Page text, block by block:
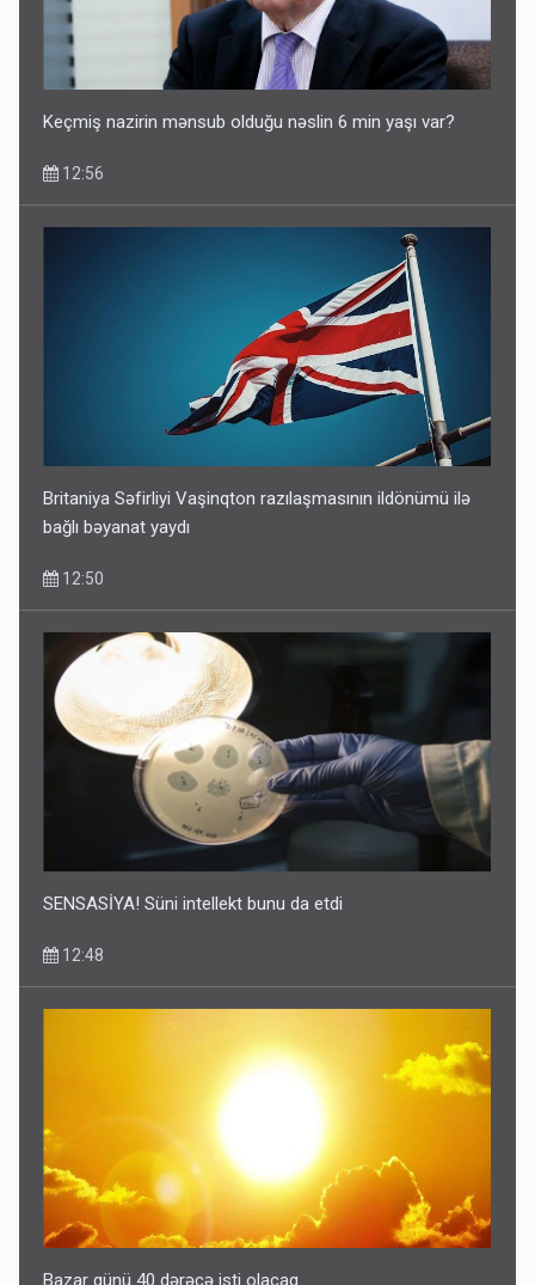
Keçmiş nazirin mənsub olduğu nəslin 6 min yaşı var?
12:56
Britaniya Səfirliyi Vaşinqton razılaşmasının ildönümü ilə
bağlı bəyanat yaydı
12:50
SENSASİYA! Süni intellekt bunu da etdi
12:48
Bazar günü 40 dərəcə isti olacaq